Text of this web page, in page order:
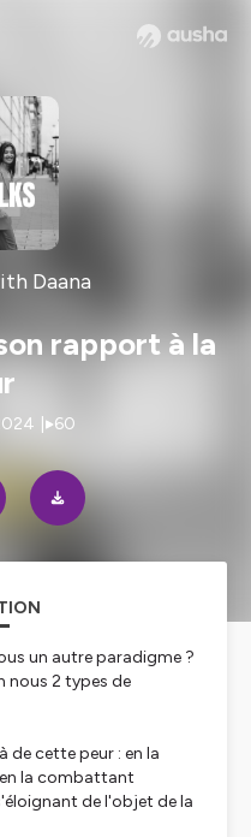
Daana
rapport à la
60
un autre paradigme ?
nous 2 types de
de cette peur : en la
la combattant
de l'objet de la